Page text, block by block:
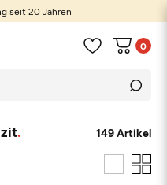
seit 20 Jahren
0
149 Artikel